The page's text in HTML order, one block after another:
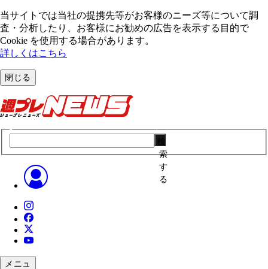
当サイトでは当社の提携先等がお客様のニーズ等について調
査・分析したり、お客様にお勧めの広告を表⽰する⽬的で
Cookie を使⽤する場合があります。
詳しくはこちら
閉じる
索
す
る
メニュ